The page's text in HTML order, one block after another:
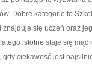
Dobre kategorie to
znajduje się uczeń oraz
istotne staje się
gdy ciekawość jest